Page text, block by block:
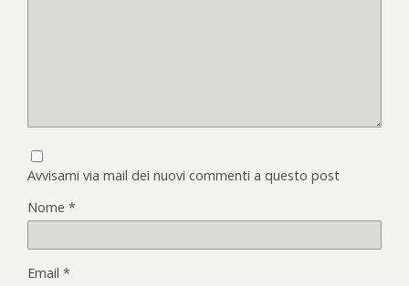
Avvisami via mail dei nuovi commenti a questo post
Nome *
Email *